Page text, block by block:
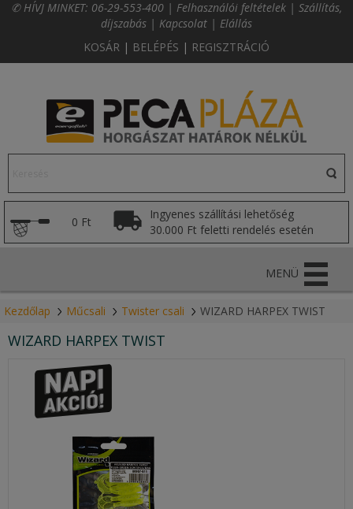
✆ HÍVJ MINKET: 06-29-553-400 | Felhasználói feltételek | Szállítás,
díjszabás | Kapcsolat | Elállás
KOSÁR | BELÉPÉS | REGISZTRÁCIÓ
0 Ft
Ingyenes szállítási lehetőség
30.000 Ft feletti rendelés esetén
MENÜ
Kezdőlap Műcsali Twister csali WIZARD HARPEX TWIST
WIZARD HARPEX TWIST